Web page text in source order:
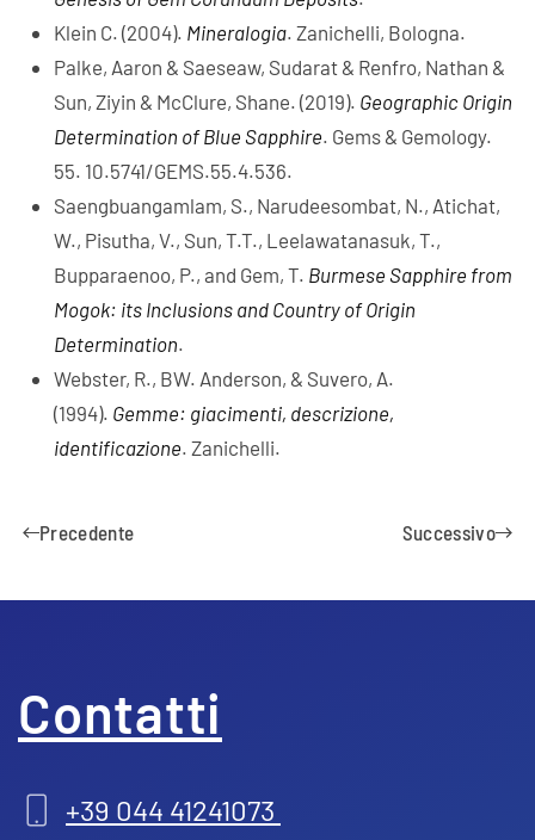
Klein C. (2004). Mineralogia. Zanichelli, Bologna.
Palke, Aaron & Saeseaw, Sudarat & Renfro, Nathan &
Sun, Ziyin & McClure, Shane. (2019). Geographic Origin
Determination of Blue Sapphire. Gems & Gemology.
55. 10.5741/GEMS.55.4.536.
Saengbuangamlam, S., Narudeesombat, N., Atichat,
W., Pisutha, V., Sun, T.T., Leelawatanasuk, T.,
Bupparaenoo, P., and Gem, T. Burmese Sapphire from
Mogok: its Inclusions and Country of Origin
Determination.
Webster, R., BW. Anderson, & Suvero, A.
(1994). Gemme: giacimenti, descrizione,
identificazione. Zanichelli.
Precedente Successivo
Contatti
+39 044 41241073